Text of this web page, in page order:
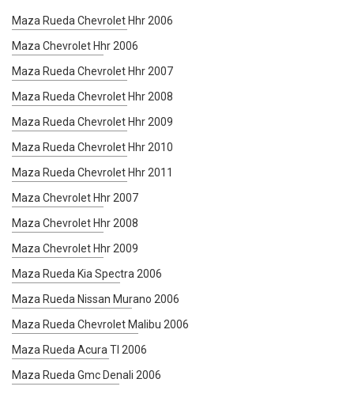
Maza Rueda Chevrolet Hhr 2006
Maza Chevrolet Hhr 2006
Maza Rueda Chevrolet Hhr 2007
Maza Rueda Chevrolet Hhr 2008
Maza Rueda Chevrolet Hhr 2009
Maza Rueda Chevrolet Hhr 2010
Maza Rueda Chevrolet Hhr 2011
Maza Chevrolet Hhr 2007
Maza Chevrolet Hhr 2008
Maza Chevrolet Hhr 2009
Maza Rueda Kia Spectra 2006
Maza Rueda Nissan Murano 2006
Maza Rueda Chevrolet Malibu 2006
Maza Rueda Acura Tl 2006
Maza Rueda Gmc Denali 2006